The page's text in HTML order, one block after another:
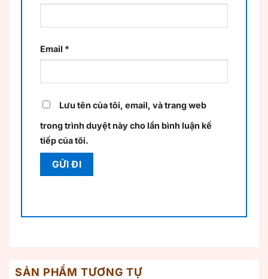
Email *
Lưu tên của tôi, email, và trang web
trong trình duyệt này cho lần bình luận kế
tiếp của tôi.
SẢN PHẨM TƯƠNG TỰ